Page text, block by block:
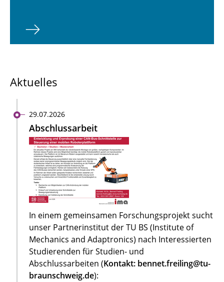
Aktuelles
29.07.2026
Abschlussarbeit
In einem gemeinsamen Forschungsprojekt sucht
unser Partnerinstitut der TU BS (Institute of
Mechanics and Adaptronics) nach Interessierten
Studierenden für Studien- und
Abschlussarbeiten (Kontakt: bennet.freiling@tu-
braunschweig.de):